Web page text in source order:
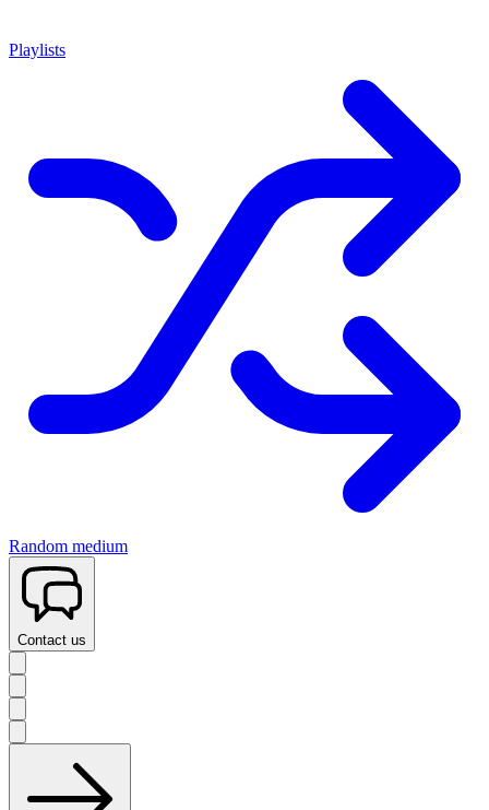
Playlists
Random medium
Contact us